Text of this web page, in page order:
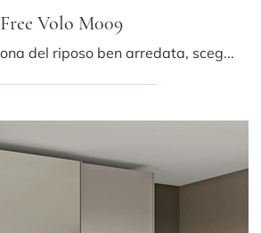
Free Volo M009
Se desideri una zona del riposo ben arredata, scegli l'armadio Free Volo M009 con ante scorrevoli di Colombini Casa!